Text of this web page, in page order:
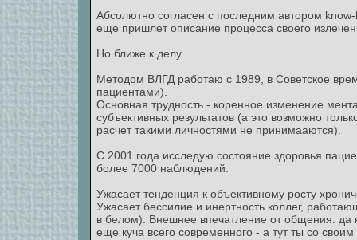
Абсолютно согласен с последним автором
еще пришлет описание процесса своего
Но ближе к делу.
Методом ВЛГД работаю с 1989, в Советское
пациентами).
Основная трудность - коренное изменение
субъективных результатов (а это возможно
расчет такими личностями не принимааются).
С 2001 года исследую состояние здоровья
более 7000 наблюдений.
Ужасает тенденция к объективному росту
Ужасает бессилие и инертность коллег,
в белом). Внешнее впечатление от общения:
еще куча всего современного - а тут ты со